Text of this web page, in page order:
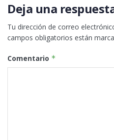
Deja una
Tu dirección de correo
campos obligatorios están
Comentario *